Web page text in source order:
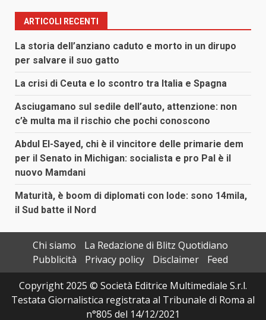
ARTICOLI RECENTI
La storia dell’anziano caduto e morto in un dirupo
per salvare il suo gatto
La crisi di Ceuta e lo scontro tra Italia e Spagna
Asciugamano sul sedile dell’auto, attenzione: non
c’è multa ma il rischio che pochi conoscono
Abdul El-Sayed, chi è il vincitore delle primarie dem
per il Senato in Michigan: socialista e pro Pal è il
nuovo Mamdani
Maturità, è boom di diplomati con lode: sono 14mila,
il Sud batte il Nord
Chi siamo
La Redazione di Blitz Quotidiano
Pubblicità
Privacy policy Disclaimer
Feed
Copyright 2025 © Società Editrice Multimediale S.r.l.
Testata Giornalistica registrata al Tribunale di Roma al
n°805 del 14/12/2021